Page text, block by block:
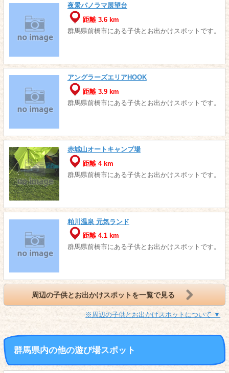
夜景パノラマ展望台
距離 3.6 km
群馬県前橋市にある子供とお出かけスポットです。
アングラーズエリアHOOK
距離 3.9 km
群馬県前橋市にある子供とお出かけスポットです。
赤城山オートキャンプ場
距離 4 km
群馬県前橋市にある子供とお出かけスポットです。
粕川温泉 元気ランド
距離 4.1 km
群馬県前橋市にある子供とお出かけスポットです。
周辺の子供とお出かけスポットを一覧で見る
※周辺の子供とお出かけスポットについて ▼
群馬県内の他の遊び場スポット